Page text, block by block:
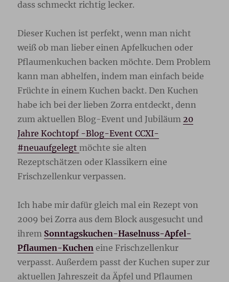
dass schmeckt richtig lecker.
Dieser Kuchen ist perfekt, wenn man nicht
weiß ob man lieber einen Apfelkuchen oder
Pflaumenkuchen backen möchte. Dem Problem
kann man abhelfen, indem man einfach beide
Früchte in einem Kuchen backt. Den Kuchen
habe ich bei der lieben Zorra entdeckt, denn
zum aktuellen Blog-Event und Jubiläum 20
Jahre Kochtopf -Blog-Event CCXI-
#neuaufgelegtmöchte sie alten
Rezeptschätzen oder Klassikern eine
Frischzellenkur verpassen.
Ich habe mir dafür gleich mal ein Rezept von
2009 bei Zorra aus dem Block ausgesucht und
ihrem Sonntagskuchen-Haselnuss-Apfel-
Pflaumen-Kuchen eine Frischzellenkur
verpasst. Außerdem passt der Kuchen super zur
aktuellen Jahreszeit da Äpfel und Pflaumen